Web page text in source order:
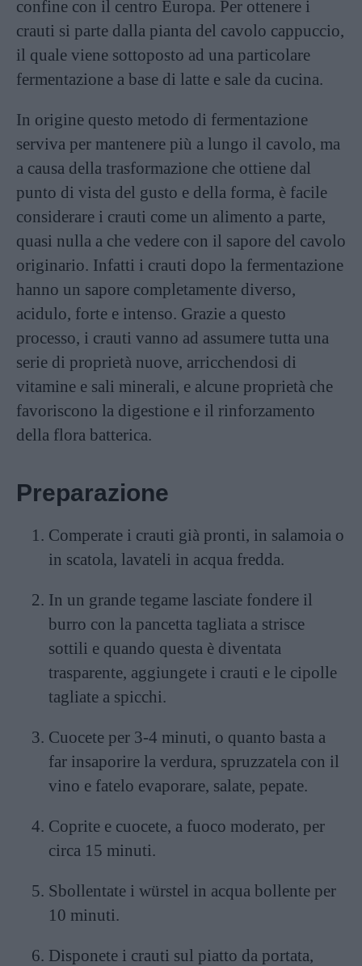
confine con il centro Europa. Per ottenere i
crauti si parte dalla pianta del cavolo cappuccio,
il quale viene sottoposto ad una particolare
fermentazione a base di latte e sale da cucina.
In origine questo metodo di fermentazione
serviva per mantenere più a lungo il cavolo, ma
a causa della trasformazione che ottiene dal
punto di vista del gusto e della forma, è facile
considerare i crauti come un alimento a parte,
quasi nulla a che vedere con il sapore del cavolo
originario. Infatti i crauti dopo la fermentazione
hanno un sapore completamente diverso,
acidulo, forte e intenso. Grazie a questo
processo, i crauti vanno ad assumere tutta una
serie di proprietà nuove, arricchendosi di
vitamine e sali minerali, e alcune proprietà che
favoriscono la digestione e il rinforzamento
della flora batterica.
Preparazione
Comperate i crauti già pronti, in salamoia o
in scatola, lavateli in acqua fredda.
In un grande tegame lasciate fondere il
burro con la pancetta tagliata a strisce
sottili e quando questa è diventata
trasparente, aggiungete i crauti e le cipolle
tagliate a spicchi.
Cuocete per 3-4 minuti, o quanto basta a
far insaporire la verdura, spruzzatela con il
vino e fatelo evaporare, salate, pepate.
Coprite e cuocete, a fuoco moderato, per
circa 15 minuti.
Sbollentate i würstel in acqua bollente per
10 minuti.
Disponete i crauti sul piatto da portata,